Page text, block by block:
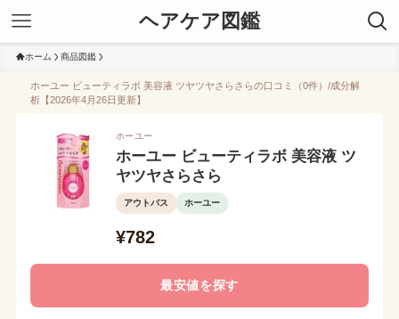
ヘアケア図鑑
ホーム 商品図鑑
ホーユー ビューティラボ 美容液 ツヤツヤさらさらの口コミ（0件）/成分解
析【2026年4月26日更新】
ホーユー
ホーユー ビューティラボ 美容液 ツ
ヤツヤさらさら
アウトバス ホーユー
¥782
最安値を探す